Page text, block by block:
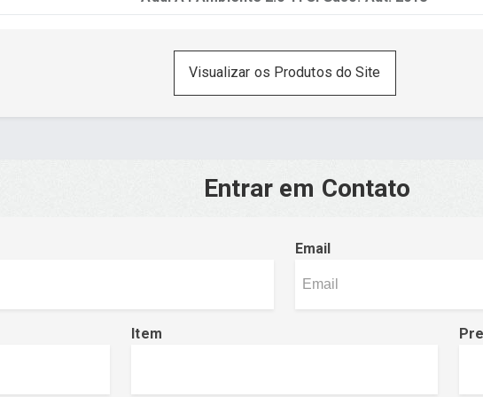
Visualizar os Produtos do Site
Entrar em Contato
Email
Item